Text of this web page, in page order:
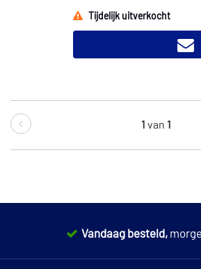
Tijdelijk uitverkocht
1 van 1
Vandaag besteld,